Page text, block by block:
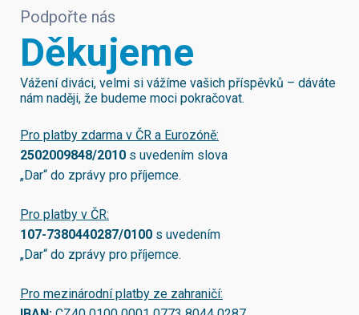
Podpořte nás
Děkujeme
Vážení diváci, velmi si vážíme vašich příspěvků – dáváte
nám naději, že budeme moci pokračovat.
Pro platby zdarma v ČR a Eurozóně:
2502009848/2010 s uvedením slova
„Dar“ do zprávy pro příjemce.
Pro platby v ČR:
107-7380440287/0100 s uvedením
„Dar“ do zprávy pro příjemce.
Pro mezinárodní platby ze zahraničí: